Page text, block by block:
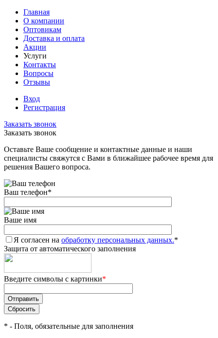
Главная
О компании
Оптовикам
Доставка и оплата
Акции
Услуги
Контакты
Вопросы
Отзывы
Вход
Регистрация
Заказать звонок
Заказать звонок
Оставьте Ваше сообщение и контактные данные и наши
специалисты свяжутся с Вами в ближайшее рабочее время для
решения Вашего вопроса.
Ваш телефон*
Ваше имя
Я согласен на обработку персональных данных.*
Защита от автоматического заполнения
Введите символы с картинки*
* - Поля, обязательные для заполнения